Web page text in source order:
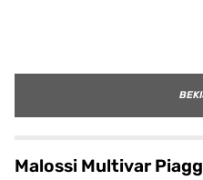
Malossi Multivar